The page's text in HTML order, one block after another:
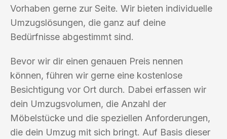
Vorhaben gerne zur Seite. Wir bieten individuelle
Umzugslösungen, die ganz auf deine
Bedürfnisse abgestimmt sind.
Bevor wir dir einen genauen Preis nennen
können, führen wir gerne eine kostenlose
Besichtigung vor Ort durch. Dabei erfassen wir
dein Umzugsvolumen, die Anzahl der
Möbelstücke und die speziellen Anforderungen,
die dein Umzug mit sich bringt. Auf Basis dieser